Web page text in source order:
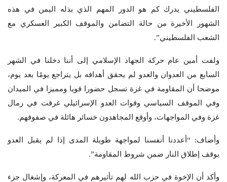
الفلسطيني يدرك كم هو الدور المهم الذي بذله اليمن في هذه
الشهور الأخيرة من حالة التضامن والموقف الكبير العسكري مع
الشعب الفلسطيني”.
ولفت أمين عام حركة الجهاد الإسلامي إلى أننا دخلنا في الشهر
السابع من العدوان والعدو لم يحقق أهدافه بل يتراجع يومًا بعد يوم،
موضحا أن المقاومة في غزة تسجل حضورا قويا ومميزا في الميدان
وفي الموقف السياسي وقوات العدو الإسرائيلي غرقت في رمال
غزة وفي المواجهات، وأوقع المجاهدون خسائر هائلة في صفوفهم.
وأضاف: “أعددنا أنفسنا لمواجهة طويلة المدى إذا لم يقبل العدو
بوقف إطلاق النار ضمن شروط المقاومة”.
وأكد أن الإخوة في حزب الله لهم تأثيرهم في المعركة، وإشغال جزء